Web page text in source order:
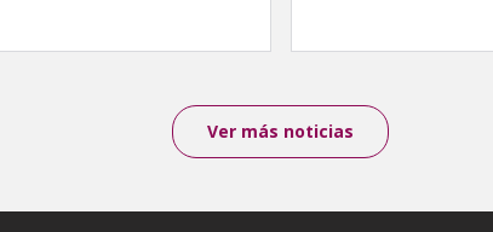
Ver más noticias